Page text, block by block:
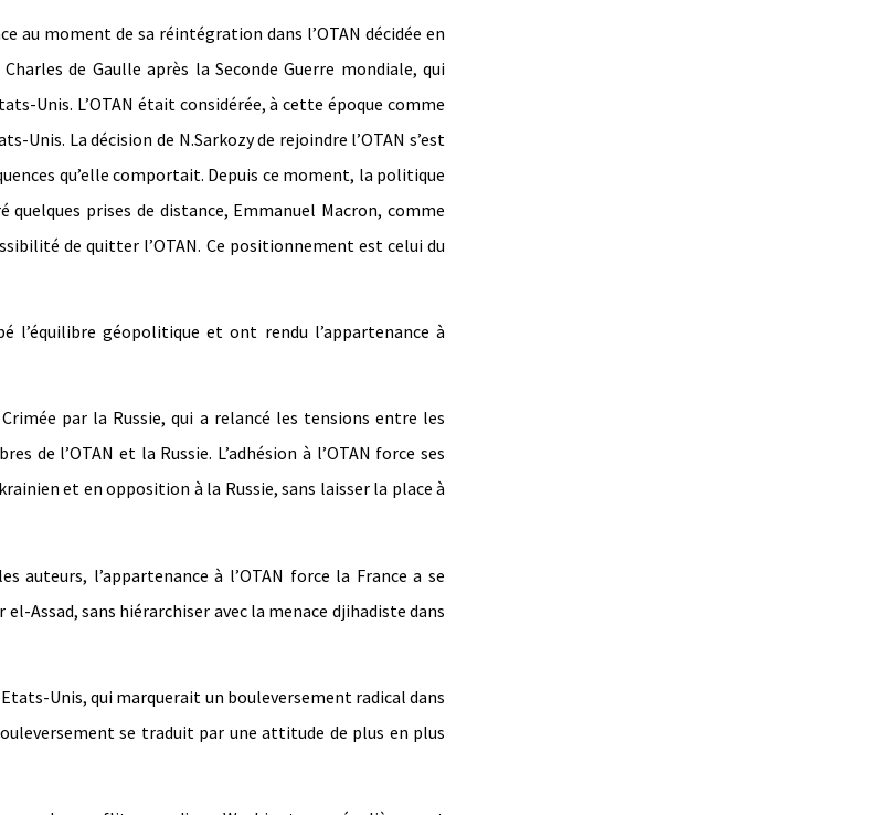
au moment de sa réintégration dans l’OTAN décidée en
de Gaulle après la Seconde Guerre mondiale, qui
Unis. L’OTAN était considérée, à cette époque comme
La décision de N.Sarkozy de rejoindre l’OTAN s’est
qu’elle comportait. Depuis ce moment, la politique
prises de distance, Emmanuel Macron, comme
de quitter l’OTAN. Ce positionnement est celui du
l’équilibre géopolitique et ont rendu l’appartenance à
par la Russie, qui a relancé les tensions entre les
de l’OTAN et la Russie. L’adhésion à l’OTAN force ses
et en opposition à la Russie, sans laisser la place à
auteurs, l’appartenance à l’OTAN force la France a se
Assad, sans hiérarchiser avec la menace djihadiste dans
Unis, qui marquerait un bouleversement radical dans
se traduit par une attitude de plus en plus